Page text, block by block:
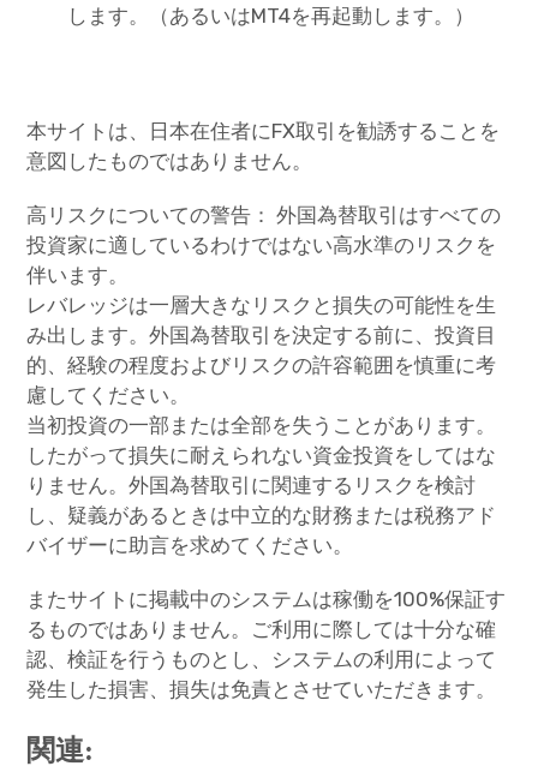
します。（あるいはMT4を再起動します。）
本サイトは、日本在住者にFX取引を勧誘することを
意図したものではありません。
高リスクについての警告： 外国為替取引はすべての
投資家に適しているわけではない高水準のリスクを
伴います。
レバレッジは一層大きなリスクと損失の可能性を生
み出します。外国為替取引を決定する前に、投資目
的、経験の程度およびリスクの許容範囲を慎重に考
慮してください。
当初投資の一部または全部を失うことがあります。
したがって損失に耐えられない資金投資をしてはな
りません。外国為替取引に関連するリスクを検討
し、疑義があるときは中立的な財務または税務アド
バイザーに助言を求めてください。
またサイトに掲載中のシステムは稼働を100%保証す
るものではありません。ご利用に際しては十分な確
認、検証を行うものとし、システムの利用によって
発生した損害、損失は免責とさせていただきます。
関連: